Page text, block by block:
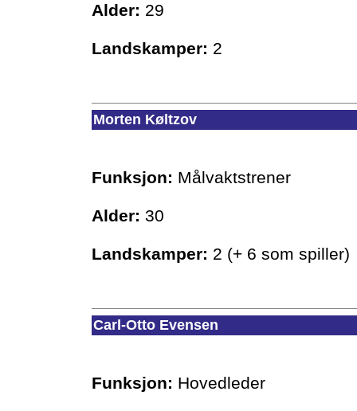
Alder: 29
Landskamper: 2
Morten Køltzov
Funksjon: Målvaktstrener
Alder: 30
Landskamper: 2 (+ 6 som spiller)
Carl-Otto Evensen
Funksjon: Hovedleder